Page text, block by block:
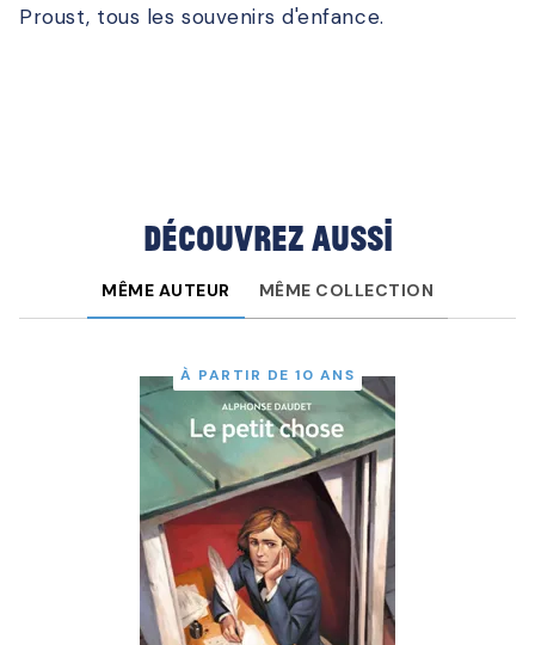
Proust, tous les souvenirs d'enfance.
Découvrez aussi
MÊME AUTEUR MÊME COLLECTION
À PARTIR DE 10 ANS